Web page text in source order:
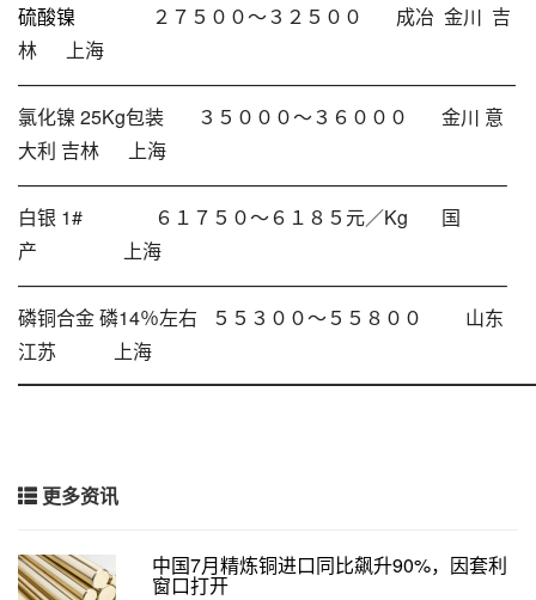
硫酸镍 ２７５００～３２５００ 成冶 金川 吉
林 上海
——————————————————————————
氯化镍 25Kg包装 ３５０００～３６０００ 金川 意
大利 吉林 上海
—————————————————————————–
白银 1# ６１７５０～６１８５元／Kg 国
产 上海
—————————————————————————–
磷铜合金 磷14％左右 ５５３００～５５８００ 山东
江苏 上海
更多资讯
中国7月精炼铜进口同比飙升90%，因套利
窗口打开